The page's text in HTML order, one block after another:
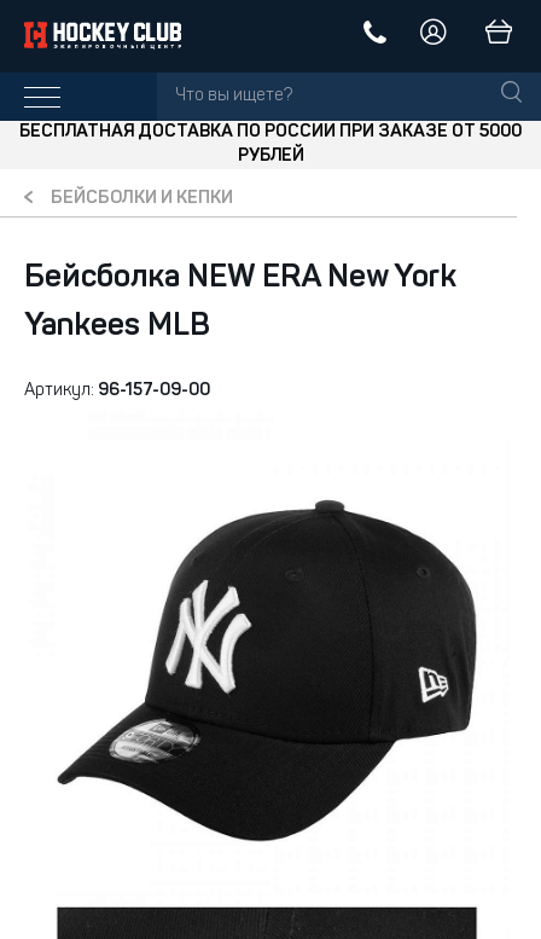
БЕСПЛАТНАЯ ДОСТАВКА ПО РОССИИ ПРИ ЗАКАЗЕ ОТ 5000
РУБЛЕЙ
БЕЙСБОЛКИ И КЕПКИ
Бейсболка NEW ERA New York
Yankees MLB
Артикул: 96-157-09-00